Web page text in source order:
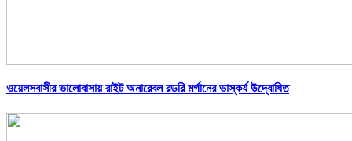
ওয়েলসবাসীর ভালোবাসায় রাইট অনারেবল রডরি মর্গানের ভাস্কর্য উদ্বোধিত